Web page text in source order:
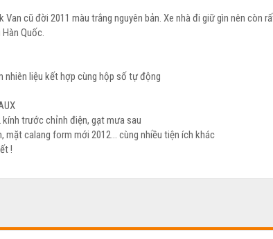
Van cũ đời 2011 màu trắng nguyên bản. Xe nhà đi giữ gìn nên còn
Quốc.
nhiên liệu kết hợp cùng hộp số tự động
trước chỉnh điện, gạt mưa sau
mặt calang form mới 2012... cùng nhiều tiện ích khác
!